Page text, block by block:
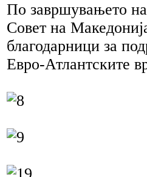
По завршувањето
Совет на
благодарници за
Евро-Атлантските